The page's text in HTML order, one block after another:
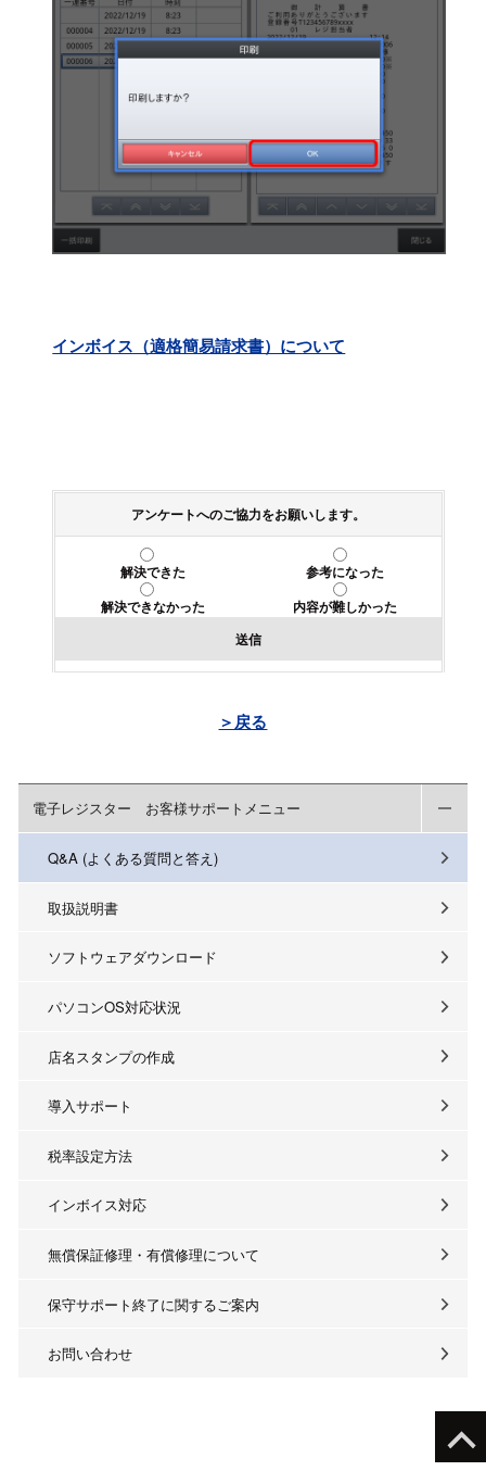
インボイス（適格簡易請求書）について
アンケートへのご協力をお願いします。
解決できた
参考になった
解決できなかった
内容が難しかった
送信
＞戻る
電子レジスター お客様サポートメニュー
Q&A (よくある質問と答え)
取扱説明書
ソフトウェアダウンロード
パソコンOS対応状況
店名スタンプの作成
導入サポート
税率設定方法
インボイス対応
無償保証修理・有償修理について
保守サポート終了に関するご案内
お問い合わせ